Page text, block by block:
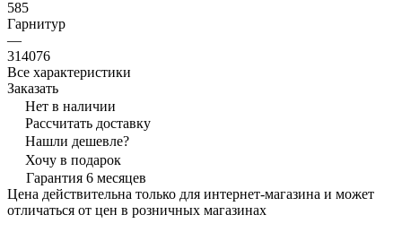
585
Гарнитур
—
314076
Все характеристики
Заказать
Нет в наличии
Рассчитать доставку
Нашли дешевле?
Хочу в подарок
Гарантия 6 месяцев
Цена действительна только для интернет-магазина и может
отличаться от цен в розничных магазинах